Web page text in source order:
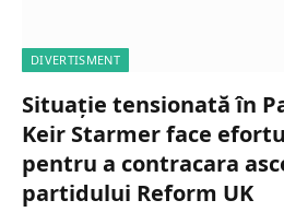
DIVERTISMENT
Situație tensionată în
Keir Starmer face
pentru a contracara
partidului Reform UK